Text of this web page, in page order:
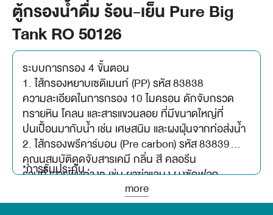
ตู้กรองน้ำดื่ม ร้อน-เย็น Pure Big
Tank RO 50126
ระบบการกรอง 4 ขั้นตอน
1. ไส้กรองหยาบเซดิเมนท์ (PP) รหัส 83838
ความละเอียดในการกรอง 10 ไมครอน ดักจับกรวด
ทรายหิน โคลน และสารแขวนลอย ที่มีขนาดใหญ่ที่
ปนเปื้อนมากับน้ำ เช่น เศษสนิม และผงฝุ่นจากท่อส่งน้ำ
2. ไส้กรองพรีคาร์บอน (Pre carbon) รหัส 83839
คุณนสมบัติดูดจับสารเคมี กลิ่น สี คลอรีน
รวมทั้งสารพิษต่างๆ เช่น ยาฆ่าแลมง ผงซักฟอก
3. ไส้กรองน้ำ RO Membrane 50 GPD รุ่น PURE
BIGTANK รหัส 50746
*การรับประกัน
ตัวเครื่อง รับประกัน 3 ปีmore